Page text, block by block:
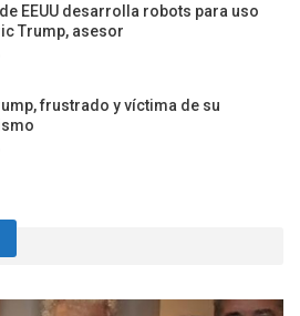
EEUU desarrolla robots para uso
Trump, asesor
frustrado y víctima de su